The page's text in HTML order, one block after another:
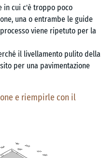
in cui c'è troppo poco
una o entrambe le guide
viene ripetuto per la
il livellamento pulito della
per una pavimentazione
e riempirle con il